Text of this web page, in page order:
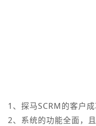
1、探马SCRM的客户
2、系统的功能全面，